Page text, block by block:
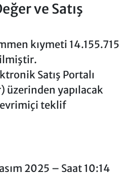
ve Satış
kıymeti 14.155.715
Satış Portalı
üzerinden yapılacak
teklif
2025 – Saat 10:14